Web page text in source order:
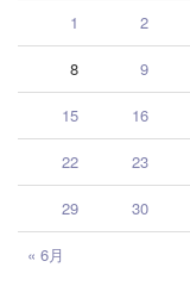
« 6月
1 2
8 9
15 16
22 23
29 30